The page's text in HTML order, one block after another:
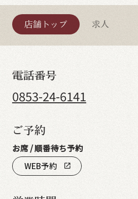
店舗トップ 求人
電話番号
0853-24-6141
ご予約
お席 / 順番待ち予約
WEB予約
open_in_new